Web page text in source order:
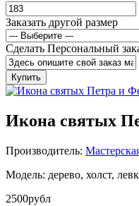
Заказать другой размер
Сделать Персональный
Купить
Икона святых
Производитель:
Модель: дерево, холст,
2500рубл